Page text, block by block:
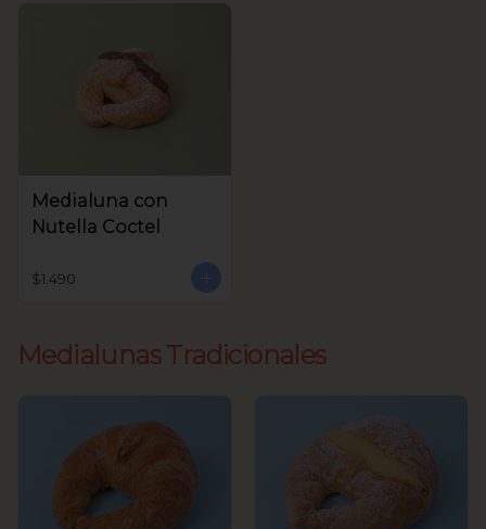
Medialuna con
Nutella Coctel
$1.490
Medialunas Tradicionales